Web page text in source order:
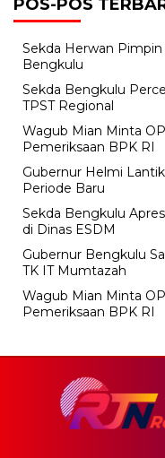
POS-POS
Sekda Herwan
Bengkulu
Sekda Bengkulu
TPST Regional
Wagub Mian Minta
Pemeriksaan BPK RI
Gubernur Helmi
Periode Baru
Sekda Bengkulu
di Dinas ESDM
Gubernur Bengkulu
TK IT Mumtazah
Wagub Mian Minta
Pemeriksaan BPK RI